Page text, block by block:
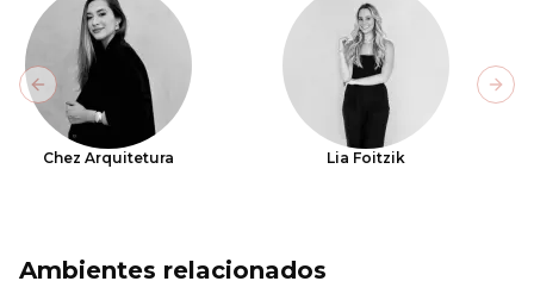
Chez Arquitetura Lia Foitzik
Previous slide
Ambientes relacionados